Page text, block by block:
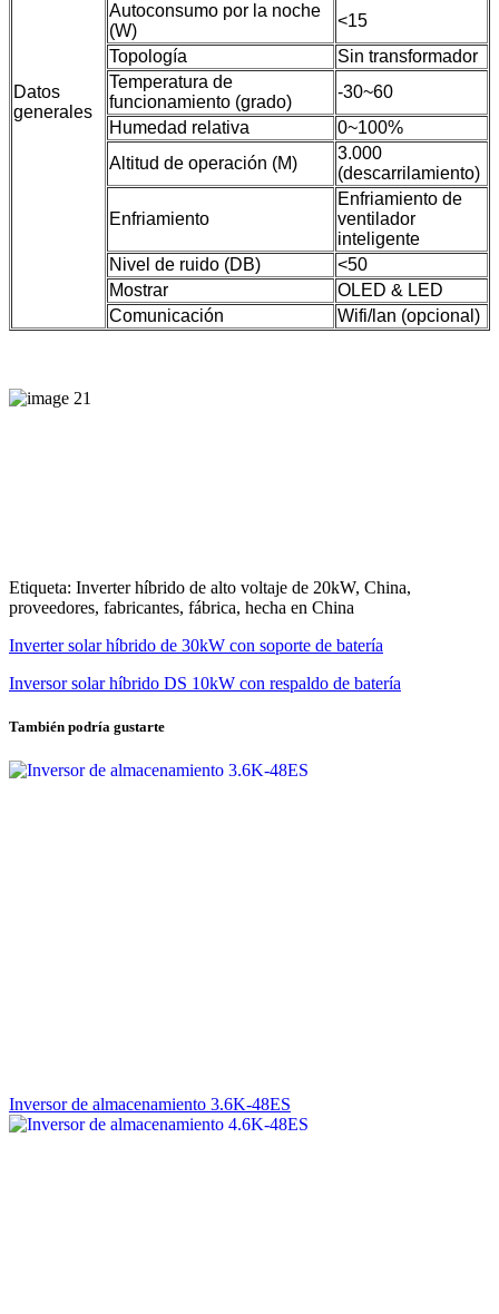
Datos
generales
Autoconsumo por la noche
(W)
<15
Topología
Sin transformador
Temperatura de
funcionamiento (grado)
-30~60
Humedad relativa
0~100%
Altitud de operación (M)
3.000
(descarrilamiento)
Enfriamiento
Enfriamiento de
ventilador
inteligente
Nivel de ruido (DB)
<50
Mostrar
OLED & LED
Comunicación
Wifi/lan (opcional)
Etiqueta: Inverter híbrido de alto voltaje de 20kW, China,
proveedores, fabricantes, fábrica, hecha en China
Inverter solar híbrido de 30kW con soporte de batería
Inversor solar híbrido DS 10kW con respaldo de batería
También podría gustarte
Inversor de almacenamiento 3.6K-48ES